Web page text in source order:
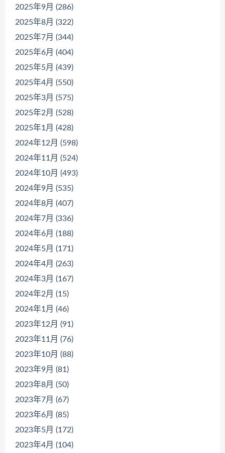
2025年9月 (286)
2025年8月 (322)
2025年7月 (344)
2025年6月 (404)
2025年5月 (439)
2025年4月 (550)
2025年3月 (575)
2025年2月 (528)
2025年1月 (428)
2024年12月 (598)
2024年11月 (524)
2024年10月 (493)
2024年9月 (535)
2024年8月 (407)
2024年7月 (336)
2024年6月 (188)
2024年5月 (171)
2024年4月 (263)
2024年3月 (167)
2024年2月 (15)
2024年1月 (46)
2023年12月 (91)
2023年11月 (76)
2023年10月 (88)
2023年9月 (81)
2023年8月 (50)
2023年7月 (67)
2023年6月 (85)
2023年5月 (172)
2023年4月 (104)